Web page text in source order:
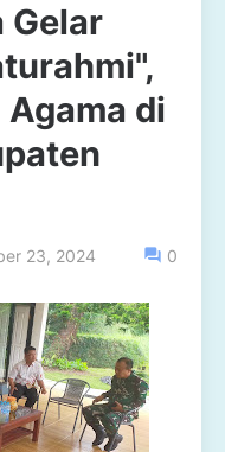
Gelar
di
23, 2024 0